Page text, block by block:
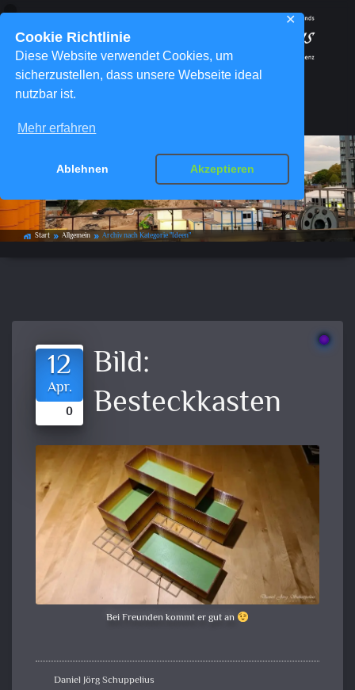
Cookie Richtlinie
Diese Website verwendet Cookies, um
sicherzustellen, dass unsere Webseite ideal
nutzbar ist.
Mehr erfahren
Ablehnen Akzeptieren
✕
Kategorie-Archiv:Ideen
home_work Start double_arrow Allgemein double_arrow Archiv nach Kategorie "Ideen"
12
Apr.
0
Bild:
Besteckkasten
Bei Freunden kommt er gut an
Daniel Jörg Schuppelius